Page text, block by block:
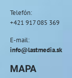
Telefón:
+421 917 085 369
E-mail:
info@lastmedia.sk
MAPA